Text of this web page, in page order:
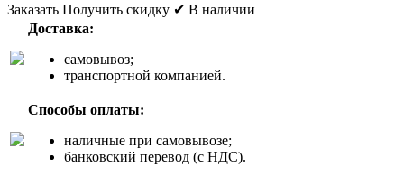
Заказать Получить скидку ✔ В наличии
Доставка:
самовывоз;
транспортной компанией.
Способы оплаты:
наличные при самовывозе;
банковский перевод (с НДС).